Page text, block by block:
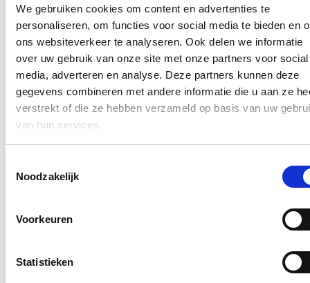
We gebruiken cookies om content en advertenties te
personaliseren, om functies voor social media te bieden en
ons websiteverkeer te analyseren. Ook delen we informatie
over uw gebruik van onze site met onze partners voor social
media, adverteren en analyse. Deze partners kunnen deze
gegevens combineren met andere informatie die u aan ze
verstrekt of die ze hebben verzameld op basis van uw
van hun services.
Noodzakelijk
Voorkeuren
Statistieken
Nieuwe speeltuin in Ter Durmenpark komt er nog
dit jaar
Speelzones in de buurt zijn belangrijke ontmoetingsplaatsen voor
kinderen, ouders en buurtbewoners. Ze dragen bij aan de
leefbaarheid van de wijk en bieden kinderen de mogelijkheid om
dicht bij huis veilig te spelen.
haverklap vastrijden, krijgt ‘halve knip’
Vanaf 17 juli zullen voertuigen tijdelijk slechts langs één richting